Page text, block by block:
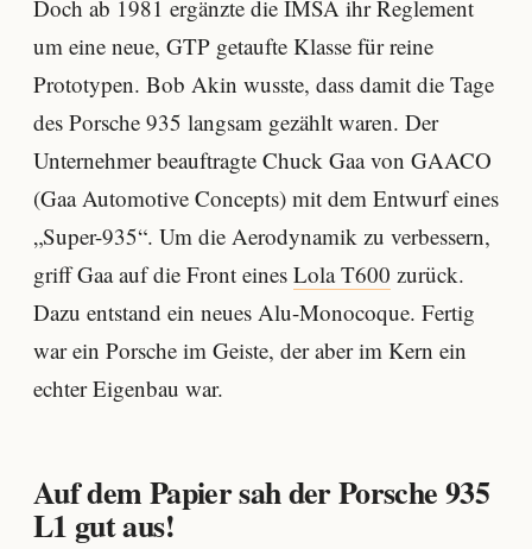
Doch ab 1981 ergänzte die IMSA ihr Reglement
um eine neue, GTP getaufte Klasse für reine
Prototypen. Bob Akin wusste, dass damit die Tage
des Porsche 935 langsam gezählt waren. Der
Unternehmer beauftragte Chuck Gaa von GAACO
(Gaa Automotive Concepts) mit dem Entwurf eines
„Super-935“. Um die Aerodynamik zu verbessern,
griff Gaa auf die Front eines Lola T600 zurück.
Dazu entstand ein neues Alu-Monocoque. Fertig
war ein Porsche im Geiste, der aber im Kern ein
echter Eigenbau war.
Auf dem Papier sah der Porsche 935
L1 gut aus!